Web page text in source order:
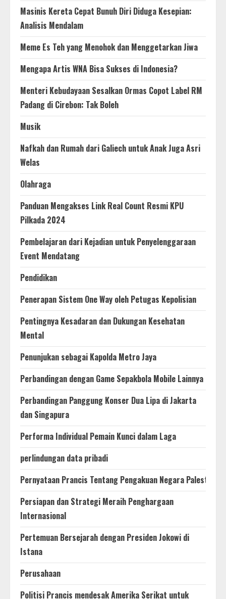
Masinis Kereta Cepat Bunuh Diri Diduga Kesepian:
Analisis Mendalam
Meme Es Teh yang Menohok dan Menggetarkan Jiwa
Mengapa Artis WNA Bisa Sukses di Indonesia?
Menteri Kebudayaan Sesalkan Ormas Copot Label RM
Padang di Cirebon: Tak Boleh
Musik
Nafkah dan Rumah dari Galiech untuk Anak Juga Asri
Welas
Olahraga
Panduan Mengakses Link Real Count Resmi KPU
Pilkada 2024
Pembelajaran dari Kejadian untuk Penyelenggaraan
Event Mendatang
Pendidikan
Penerapan Sistem One Way oleh Petugas Kepolisian
Pentingnya Kesadaran dan Dukungan Kesehatan
Mental
Penunjukan sebagai Kapolda Metro Jaya
Perbandingan dengan Game Sepakbola Mobile Lainnya
Perbandingan Panggung Konser Dua Lipa di Jakarta
dan Singapura
Performa Individual Pemain Kunci dalam Laga
perlindungan data pribadi
Pernyataan Prancis Tentang Pengakuan Negara Palestina
Persiapan dan Strategi Meraih Penghargaan
Internasional
Pertemuan Bersejarah dengan Presiden Jokowi di
Istana
Perusahaan
Politisi Prancis mendesak Amerika Serikat untuk